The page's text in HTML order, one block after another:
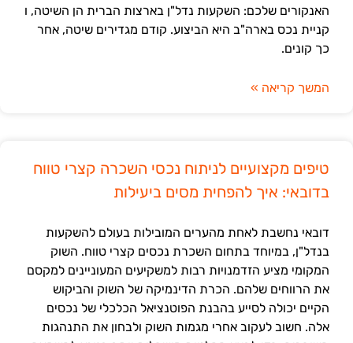
האנקורים שלכם: השקעות נדל"ן בארצות הברית הן השיטה, ו
קניית נכס בארה"ב היא הביצוע. קודם מגדירים שיטה, אחר
כך קונים.
המשך קריאה »
טיפים מקצועיים לניתוח נכסי השכרה קצרי טווח
בדובאי: איך להפחית מסים ביעילות
דובאי נחשבת לאחת מהערים המובילות בעולם להשקעות
בנדל"ן, במיוחד בתחום השכרת נכסים קצרי טווח. השוק
המקומי מציע הזדמנויות רבות למשקיעים המעוניינים למקסם
את הרווחים שלהם. הכרת הדינמיקה של השוק והביקוש
הקיים יכולה לסייע בהבנת הפוטנציאל הכלכלי של נכסים
אלה. חשוב לעקוב אחרי מגמות השוק ולבחון את התנהגות